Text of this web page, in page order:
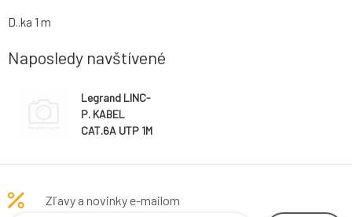
D..ka 1 m
Naposledy navštívené
Legrand LINC-
P. KABEL
CAT.6A UTP 1M
Zľavy a novinky e-mailom